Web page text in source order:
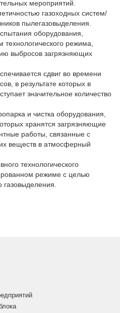
мероприятий.
газоходных систем/
пылегазовыделения.
оборудования,
режима,
выбросов загрязняющих
сдвиг во времени
в результате которых в
значительное количество
и чистка оборудования,
хранятся загрязняющие
работы, связанные с
веществ в атмосферный
технологического
режиме с целью
газовыделения.